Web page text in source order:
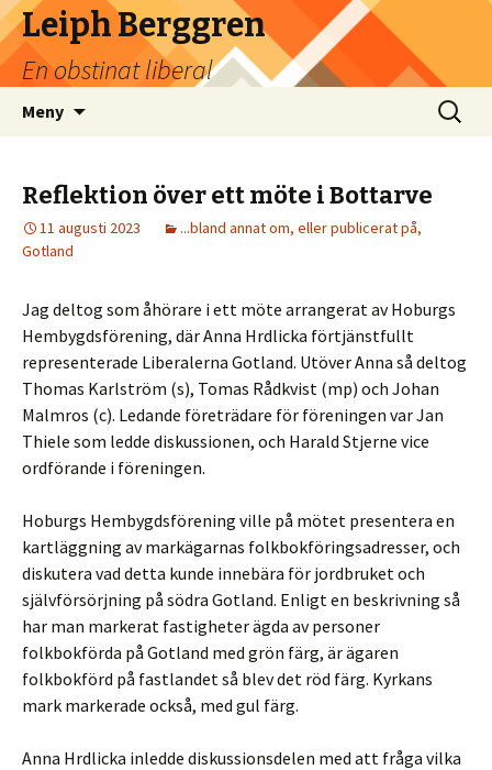
Leiph Berggren
En obstinat liberal
Meny
Sök
efter:
Reflektion över ett möte i Bottarve
11 augusti 2023
...bland annat om, eller publicerat på,
Gotland
Jag deltog som åhörare i ett möte arrangerat av Hoburgs
Hembygdsförening, där Anna Hrdlicka förtjänstfullt
representerade Liberalerna Gotland. Utöver Anna så deltog
Thomas Karlström (s), Tomas Rådkvist (mp) och Johan
Malmros (c). Ledande företrädare för föreningen var Jan
Thiele som ledde diskussionen, och Harald Stjerne vice
ordförande i föreningen.
Hoburgs Hembygdsförening ville på mötet presentera en
kartläggning av markägarnas folkbokföringsadresser, och
diskutera vad detta kunde innebära för jordbruket och
självförsörjning på södra Gotland. Enligt en beskrivning så
har man markerat fastigheter ägda av personer
folkbokförda på Gotland med grön färg, är ägaren
folkbokförd på fastlandet så blev det röd färg. Kyrkans
mark markerade också, med gul färg.
Anna Hrdlicka inledde diskussionsdelen med att fråga vilka